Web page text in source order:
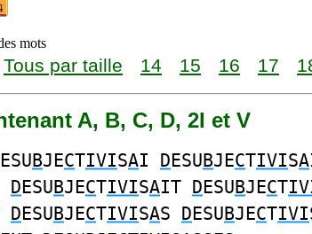
mots
Tous par taille 14 15 16 17
A, B, C, D, 2I et V
ESUBJECTIVISAI DESUBJECTIVISA
DESUBJECTIVISAIT DESUBJECT
DESUBJECTIVISAS DESUBJECTIVI